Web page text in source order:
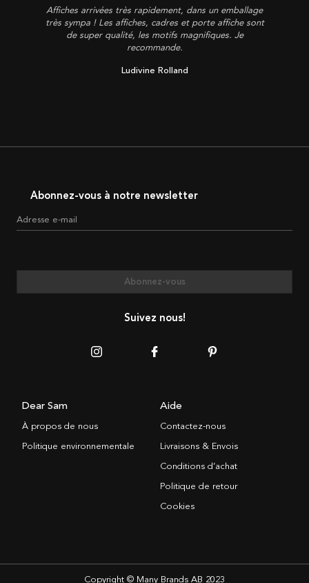
Affiches arrivées très rapidement, dans un emballage
très sympa ! Les affiches, cadres et porte affiche sont
de super qualité, les motifs magnifiques. Je
recommande.
Ludivine Rolland
Abonnez-vous à notre newsletter
Adresse e-mail
Abonnez-vous
Suivez nous!
Dear Sam
À propos de nous
Politique environnementale
Aide
Contactez-nous
Livraisons & Envois
Conditions d’achat
Politique de retour
Cookies
Copyright © Many Brands AB 2023